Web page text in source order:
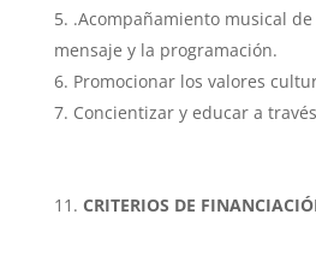
.Acompañamiento musical
mensaje y la programación.
Promocionar los valores
Concientizar y educar a
CRITERIOS DE